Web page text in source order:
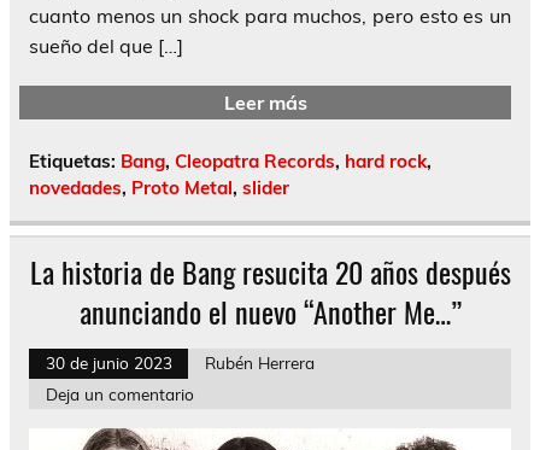
cuanto menos un shock para muchos, pero esto es un
sueño del que […]
Leer más
Etiquetas: Bang, Cleopatra Records, hard rock,
novedades, Proto Metal, slider
La historia de Bang resucita 20 años después
anunciando el nuevo “Another Me…”
30 de junio 2023
Rubén Herrera
Deja un comentario